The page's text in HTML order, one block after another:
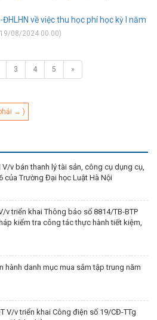
về việc thu học phí học kỳ I năm
08/2024 00:00)
3 4 5 »
→ )
v bán thanh lý tài sản, công cụ dụng cụ,
của Trường Đại học Luật Hà Nội
v triển khai Thông báo số 8814/TB-BTP
kiểm tra công tác thực hành tiết kiệm,
hành danh mục mua sắm tập trung năm
V/v triển khai Công điện số 19/CĐ-TTg